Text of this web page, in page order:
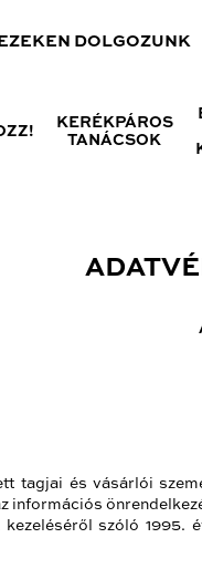
DOLGOZUNK
KERÉKPÁROS
TANÁCSOK
tagjai és vásárlói
információs
szóló 1995.